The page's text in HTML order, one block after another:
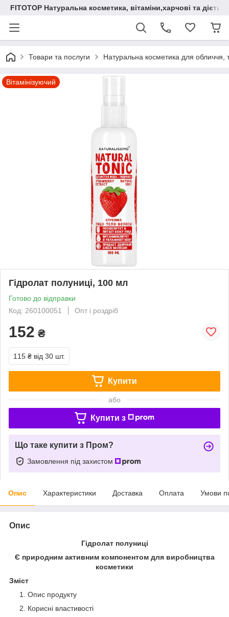
FITOTOP Натуральна косметика, вітаміни,харчові та
Товари та послуги Натуральна косметика для обличчя,
Вітамінізуючий
Гідролат полуниці, 100 мл
Готово до відправки
Код: 260100051
Опт і роздріб
152 ₴
115 ₴ від 30 шт.
Купити
або
Купити з
Що таке купити з Пром?
Замовлення під захистом
Опис Характеристики Доставка Оплата Умови
Опис
Гідролат полуниці
Є природним активним компонентом для виробництва
косметики
Зміст
Опис продукту
Корисні властивості